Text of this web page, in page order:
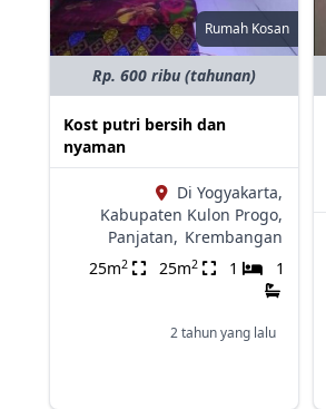
Rumah Kosan
Rp. 600 ribu (tahunan)
Kost putri bersih dan
nyaman
Di Yogyakarta,
Kabupaten Kulon Progo,
Panjatan, Krembangan
25m2 25m2 1 1
2 tahun yang lalu